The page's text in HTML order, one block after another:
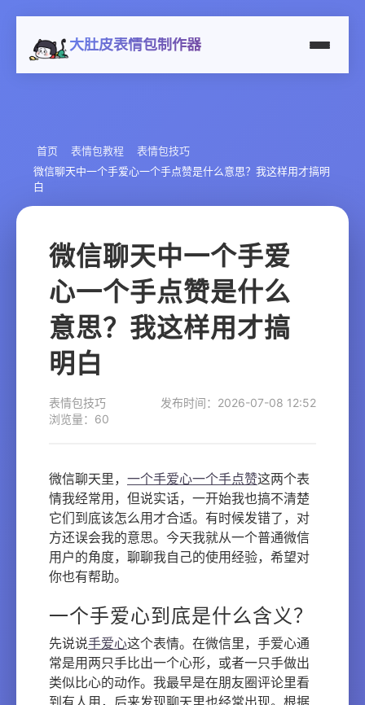
大肚皮表情包制作器
首页 表情包教程
表情包技巧
微信聊天中一个手爱心一个手点赞是什么意思？我这样用才搞明
白
微信聊天中一个手爱
心一个手点赞是什么
意思？我这样用才搞
明白
表情包技巧
发布时间：2026-07-08 12:52
浏览量：60
微信聊天里， 一个手爱心一个手点赞这两个表
情我经常用，但说实话，一开始我也搞不清楚
它们到底该怎么用才合适。有时候发错了，对
方还误会我的意思。今天我就从一个普通微信
用户的角度，聊聊我自己的使用经验，希望对
你也有帮助。
一个手爱心到底是什么含义？
先说说手爱心这个表情。在微信里，手爱心通
常是用两只手比出一个心形，或者一只手做出
类似比心的动作。我最早是在朋友圈评论里看
到有人用，后来发现聊天里也经常出现。根据